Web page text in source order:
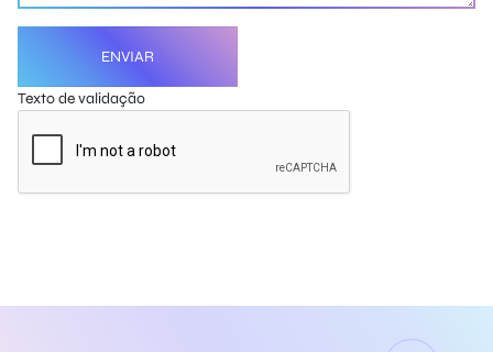
ENVIAR
Texto de validação